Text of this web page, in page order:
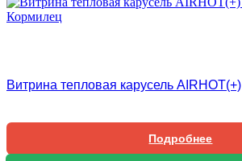
Витрина тепловая карусель AIRHOT(+)
Подробнее